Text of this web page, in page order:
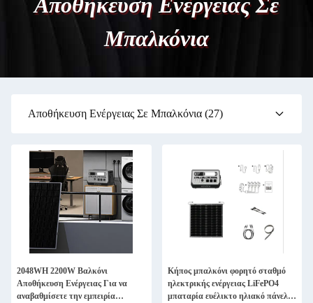
Μπαλκόνια
Αποθήκευση Ενέργειας Σε Μπαλκόνια (27)
2048WH 2200W Βαλκόνι
Αποθήκευση Ενέργειας Για να
αναβαθμίσετε την εμπειρία
Κήπος μπαλκόνι φορητό σταθμό
ηλεκτρικής ενέργειας LiFePO4
μπαταρία ευέλικτο ηλιακό πάνελ